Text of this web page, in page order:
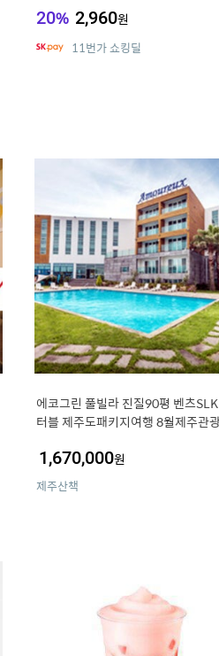
20% 2,960원
11번가 쇼킹딜
에코그린 풀빌라 진질90평 벤츠
터블 제주도패키지여행 8월제주관
1,670,000원
제주산책